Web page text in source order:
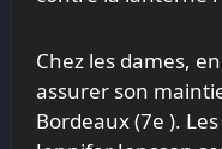
Chez les dames,
assurer son
Bordeaux (7e ).